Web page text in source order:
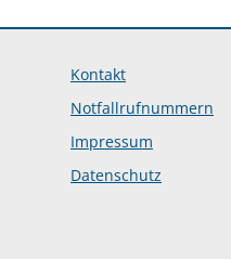
Kontakt
Notfallrufnummern
Impressum
Datenschutz